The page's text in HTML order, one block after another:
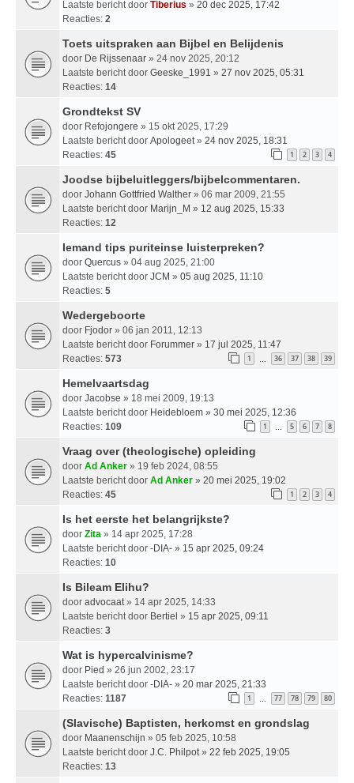
Laatste bericht door Tiberius » 20 dec 2025, 17:42
Reacties: 2
Toets uitspraken aan Bijbel en Belijdenis
door De Rijssenaar » 24 nov 2025, 20:12
Laatste bericht door Geeske_1991 » 27 nov 2025, 05:31
Reacties: 14
Grondtekst SV
door Refojongere » 15 okt 2025, 17:29
Laatste bericht door Apologeet » 24 nov 2025, 18:31
Reacties: 45 1 2 3 4
Joodse bijbeluitleggers/bijbelcommentaren.
door Johann Gottfried Walther » 06 mar 2009, 21:55
Laatste bericht door Marijn_M » 12 aug 2025, 15:33
Reacties: 12
Iemand tips puriteinse luisterpreken?
door Quercus » 04 aug 2025, 21:00
Laatste bericht door JCM » 05 aug 2025, 11:10
Reacties: 5
Wedergeboorte
door Fjodor » 06 jan 2011, 12:13
Laatste bericht door Forummer » 17 jul 2025, 11:47
Reacties: 573 1 … 36 37 38 39
Hemelvaartsdag
door Jacobse » 18 mei 2009, 19:13
Laatste bericht door Heidebloem » 30 mei 2025, 12:36
Reacties: 109 1 … 5 6 7 8
Vraag over (theologische) opleiding
door Ad Anker » 19 feb 2024, 08:55
Laatste bericht door Ad Anker » 20 mei 2025, 19:02
Reacties: 45 1 2 3 4
Is het eerste het belangrijkste?
door Zita » 14 apr 2025, 17:28
Laatste bericht door -DIA- » 15 apr 2025, 09:24
Reacties: 10
Is Bileam Elihu?
door advocaat » 14 apr 2025, 14:33
Laatste bericht door Bertiel » 15 apr 2025, 09:11
Reacties: 3
Wat is hypercalvinisme?
door Pied » 26 jun 2002, 23:17
Laatste bericht door -DIA- » 20 mar 2025, 21:33
Reacties: 1187 1 … 77 78 79 80
(Slavische) Baptisten, herkomst en grondslag
door Maanenschijn » 05 feb 2025, 10:58
Laatste bericht door J.C. Philpot » 22 feb 2025, 19:05
Reacties: 13